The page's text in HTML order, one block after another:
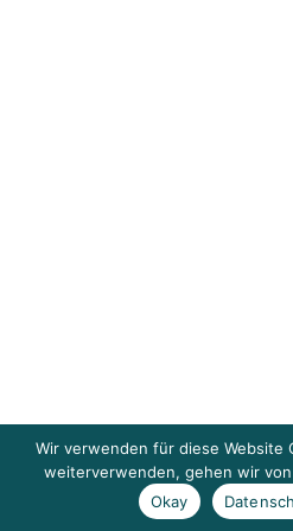
Wir verwenden für diese Website
weiterverwenden, gehen wir
Okay